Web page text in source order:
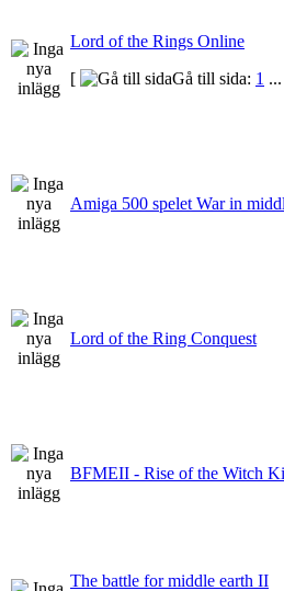
Lord of the Rings Online
[
Gå till sida: 1 ...
Amiga 500 spelet War in
Lord of the Ring Conquest
BFMEII - Rise of the Witch
The battle for middle earth II